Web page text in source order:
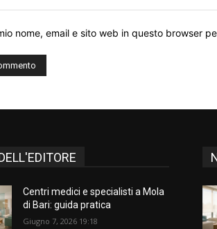
nome, email e sito web in questo browser
Centri medici e specialisti a Mola
di Bari: guida pratica
Giugno 7, 2026 19:18